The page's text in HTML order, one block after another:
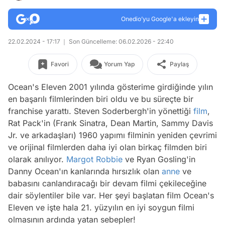
Onedio’yu Google'a ekleyin
22.02.2024 - 17:17 Son Güncelleme: 06.02.2026 - 22:40
Favori Yorum Yap Paylaş
Ocean's Eleven 2001 yılında gösterime girdiğinde yılın
en başarılı filmlerinden biri oldu ve bu süreçte bir
franchise yarattı. Steven Soderbergh'in yönettiği film,
Rat Pack'in (Frank Sinatra, Dean Martin, Sammy Davis
Jr. ve arkadaşları) 1960 yapımı filminin yeniden çevrimi
ve orijinal filmlerden daha iyi olan birkaç filmden biri
olarak anılıyor. Margot Robbie ve Ryan Gosling'in
Danny Ocean'ın kanlarında hırsızlık olan anne ve
babasını canlandıracağı bir devam filmi çekileceğine
dair söylentiler bile var. Her şeyi başlatan film Ocean's
Eleven ve işte hala 21. yüzyılın en iyi soygun filmi
olmasının ardında yatan sebepler!